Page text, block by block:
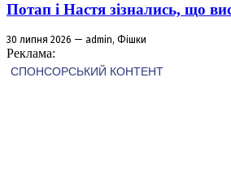
Потап і Настя зізнались, що
30 липня 2026 — admin, Фішки
Реклама: